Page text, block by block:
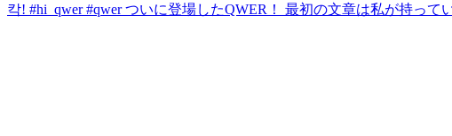
칵! #hi_qwer #qwer ついに登場したQWER！ 最初の文章は私が持っ